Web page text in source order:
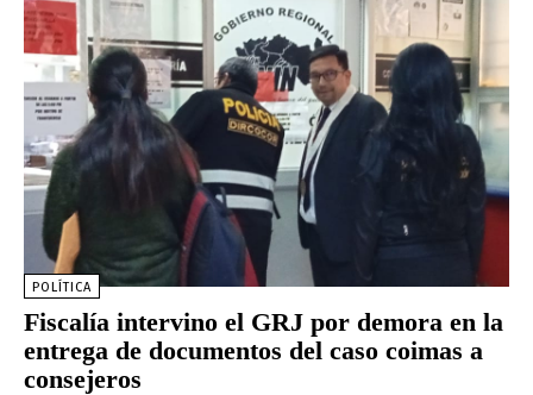
POLÍTICA
Fiscalía intervino el GRJ por demora en la
entrega de documentos del caso coimas a
consejeros